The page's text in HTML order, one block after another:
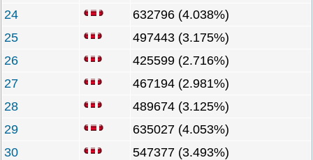
24
632796 (4.038%)
25
497443 (3.175%)
26
425599 (2.716%)
27
467194 (2.981%)
28
489674 (3.125%)
29
635027 (4.053%)
30
547377 (3.493%)